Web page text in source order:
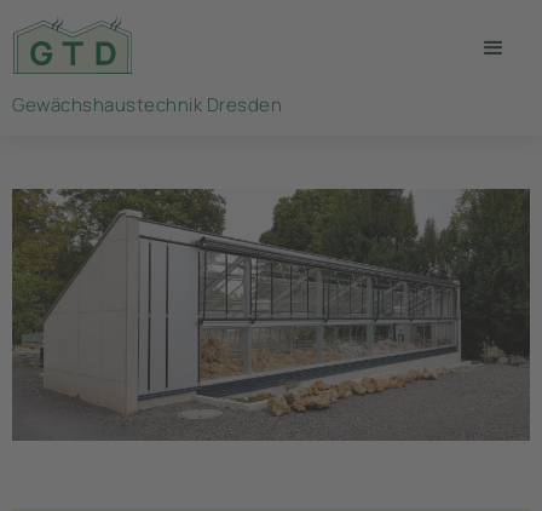
Gewächshaustechnik Dresden